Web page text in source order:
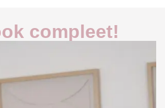
compleet!